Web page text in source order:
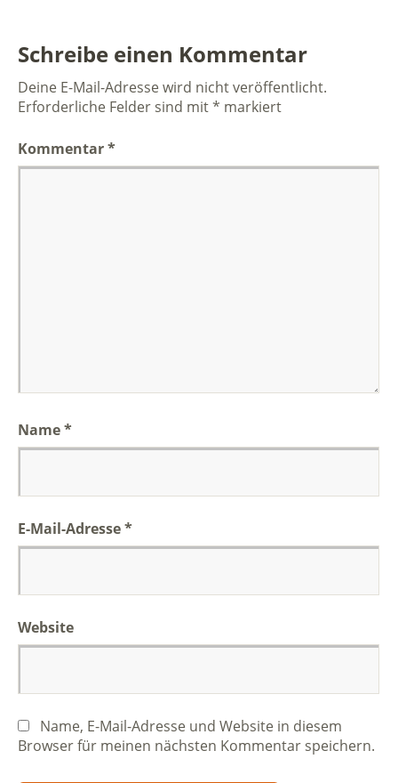
Schreibe einen Kommentar
Deine E-Mail-Adresse wird nicht veröffentlicht.
Erforderliche Felder sind mit* markiert
Kommentar*
Name*
E-Mail-Adresse*
Website
Name, E-Mail-Adresse und Website in diesem
Browser für meinen nächsten Kommentar speichern.